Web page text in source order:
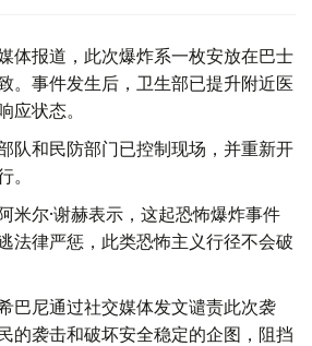
体报道，此次爆炸系一枚安放在巴士
。事件发生后，卫生部已提升附近医
应状态。
队和民防部门已控制现场，并重新开
。
米尔·谢赫表示，这起恐怖爆炸事件
法律严惩，此类恐怖主义行径不会破
巴尼通过社交媒体发文谴责此次袭
的袭击和破坏安全稳定的企图，阻挡